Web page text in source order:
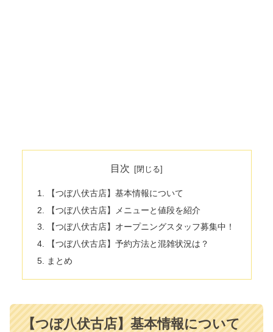
目次
【つぼ八伏古店】基本情報について
【つぼ八伏古店】メニューと値段を紹介
【つぼ八伏古店】オープニングスタッフ募集中！
【つぼ八伏古店】予約方法と混雑状況は？
まとめ
【つぼ八伏古店】基本情報について